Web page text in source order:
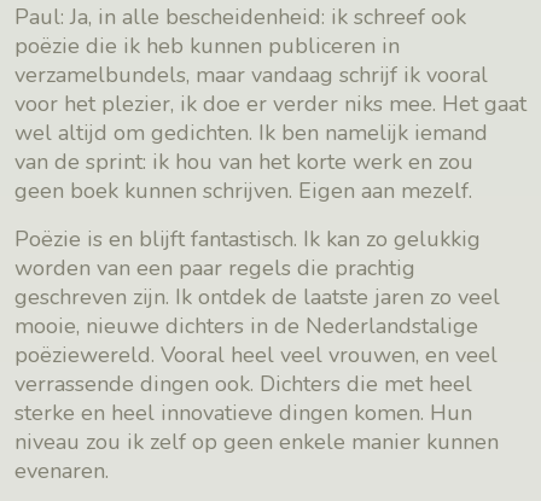
Paul: Ja, in alle bescheidenheid: ik schreef ook
poëzie die ik heb kunnen publiceren in
verzamelbundels, maar vandaag schrijf ik vooral
voor het plezier, ik doe er verder niks mee. Het gaat
wel altijd om gedichten. Ik ben namelijk iemand
van de sprint: ik hou van het korte werk en zou
geen boek kunnen schrijven. Eigen aan mezelf.
Poëzie is en blijft fantastisch. Ik kan zo gelukkig
worden van een paar regels die prachtig
geschreven zijn. Ik ontdek de laatste jaren zo veel
mooie, nieuwe dichters in de Nederlandstalige
poëziewereld. Vooral heel veel vrouwen, en veel
verrassende dingen ook. Dichters die met heel
sterke en heel innovatieve dingen komen. Hun
niveau zou ik zelf op geen enkele manier kunnen
evenaren.